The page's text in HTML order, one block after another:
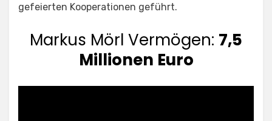
gefeierten Kooperationen geführt.
Markus Mörl Vermögen: 7,5
Millionen Euro